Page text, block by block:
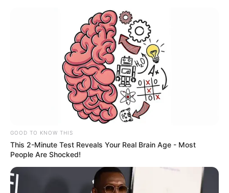
Tak wygląda lot Czkawki i
Szczerbatka! Aktorskie „Jak
wytresować smoka” na nowej
zapowiedzi!
Emanuel Bobrowski 10 lutego 2025
GOOD TO KNOW THIS
This 2-Minute Test Reveals Your Real Brain Age - Most
People Are Shocked!